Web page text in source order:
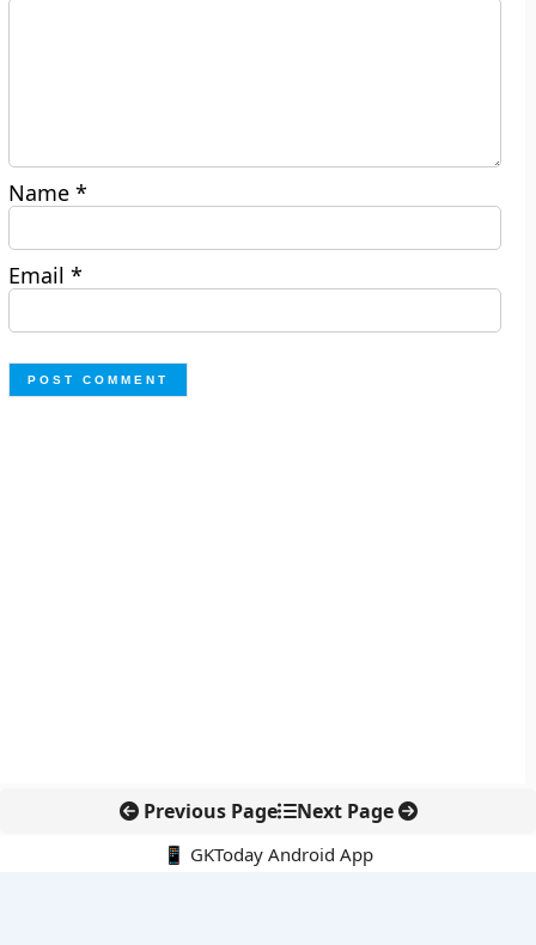
Name*
Email*
Previous Page Next Page
📱 GKToday Android App